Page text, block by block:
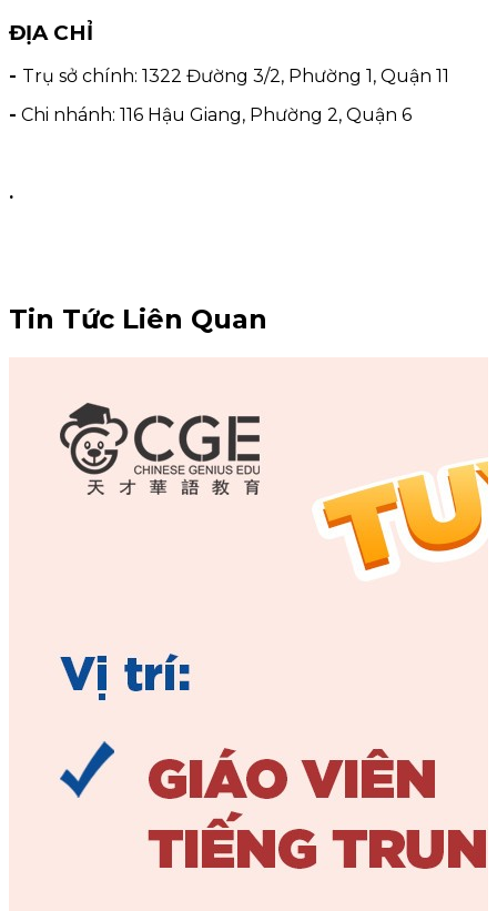
ĐỊA CHỈ
- Trụ sở chính: 1322 Đường 3/2, Phường 1, Quận 11
- Chi nhánh: 116 Hậu Giang, Phường 2, Quận 6
.
Tin Tức Liên Quan